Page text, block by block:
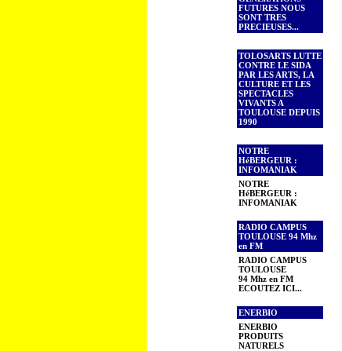
FUTURES NOUS
SONT TRES
PRECIEUSES...
TOLOSARTS LUTTE
CONTRE LE SIDA
PAR LES ARTS, LA
CULTURE ET LES
SPECTACLES
VIVANTS A
TOULOUSE DEPUIS
1990
NOTRE
HéBERGEUR :
INFOMANIAK
NOTRE
HéBERGEUR :
INFOMANIAK
RADIO CAMPUS
TOULOUSE 94 Mhz
en FM
RADIO CAMPUS
TOULOUSE
94 Mhz en FM
ECOUTEZ ICI...
ENERBIO
ENERBIO
PRODUITS
NATURELS